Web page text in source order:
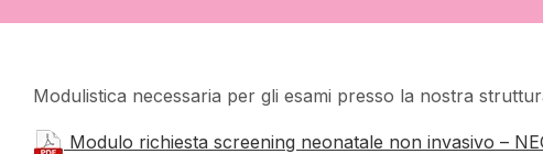
Modulistica necessaria per gli esami presso la nostra
Modulo richiesta screening neonatale non invasivo –